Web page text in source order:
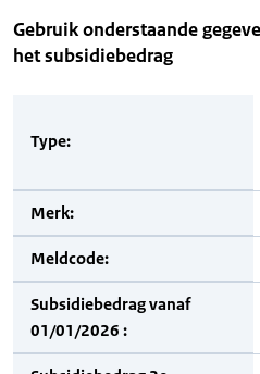
Gebruik onderstaande
het subsidiebedrag
Type:
Merk:
Meldcode:
Subsidiebedrag vanaf
01/01/2026 :